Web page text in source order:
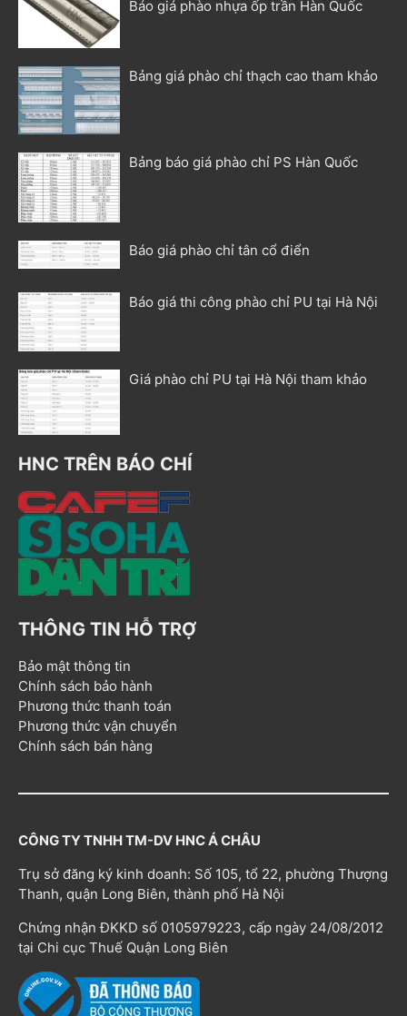
Báo giá phào nhựa ốp trần Hàn Quốc
Bảng giá phào chỉ thạch cao tham khảo
Bảng báo giá phào chỉ PS Hàn Quốc
Báo giá phào chỉ tân cổ điển
Báo giá thi công phào chỉ PU tại Hà Nội
Giá phào chỉ PU tại Hà Nội tham khảo
HNC TRÊN BÁO CHÍ
THÔNG TIN HỖ TRỢ
Bảo mật thông tin
Chính sách bảo hành
Phương thức thanh toán
Phương thức vận chuyển
Chính sách bán hàng
CÔNG TY TNHH TM-DV HNC Á CHÂU
Trụ sở đăng ký kinh doanh: Số 105, tổ 22, phường Thượng
Thanh, quận Long Biên, thành phố Hà Nội
Chứng nhận ĐKKD số 0105979223, cấp ngày 24/08/2012
tại Chi cục Thuế Quận Long Biên